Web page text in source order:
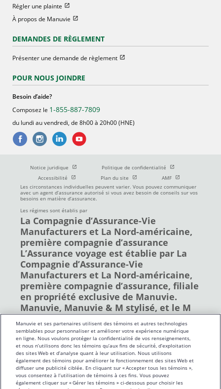
Régler une plainte Ouvrir dans une nouvelle fenetre
À propos de Manuvie Ouvrir dans une nouvelle fenetre
DEMANDES DE RÈGLEMENT
Présenter une demande de règlement Ouvrir dans une nouvelle fenetre
POUR NOUS JOINDRE
Besoin d’aide?
Composez le 1-855-887-7809
du lundi au vendredi, de 8h00 à 20h00 (HNE)
Notice juridique Ouvrir dans une nouvelle fenetre
Politique de confidentialité
Ouvrir dans une
Accessibilité
Ouvrir dans une nouvelle fenetre
Plan du site Ouvrir dans une nouvelle fenetre
AMF Ouvrir dans une
Les circonstances individuelles peuvent varier. Vous pouvez communiquer
avec un agent d’assurance autorisé si vous avez besoin de conseils sur vos
besoins en matière d’assurance.
Les régimes sont établis par
La Compagnie d’Assurance-Vie
Manufacturers et La Nord-américaine,
première compagnie d’assurance
L’Assurance voyage est établie par La
Compagnie d’Assurance-Vie
Manufacturers et La Nord-américaine,
première compagnie d’assurance, filiale
en propriété exclusive de Manuvie.
Manuvie, Manuvie & M stylisé, et le M
stylisé sont des marques de commerce
de La Compagnie d’Assurance-Vie
Manufacturers et sont utilisés par elle,
ainsi que par ses sociétés affiliées sous
licence. © La Compagnie d’Assurance-
Vie Manufacturers, 2019. Tous droits
réservés. Manuvie, C.P. 670, Station
Manuvie et ses partenaires utilisent des témoins et autres technologies
semblables pour personnaliser et améliorer votre expérience numérique
en ligne. Nous voulons protéger la confidentialité de vos renseignements,
et nous n’utilisons donc les témoins qu’aux fins de sécurité, d’exploitation
des sites Web et d’analyse quant à leur utilisation. Nous utilisons
également des témoins pour améliorer le fonctionnement des sites Web et
diffuser une publicité ciblée. En cliquant sur « Accepter tous les témoins »,
vous consentez à l’utilisation de témoins à ces fins. Vous pouvez
également cliquer sur « Gérer les témoins » ci-dessous pour choisir les